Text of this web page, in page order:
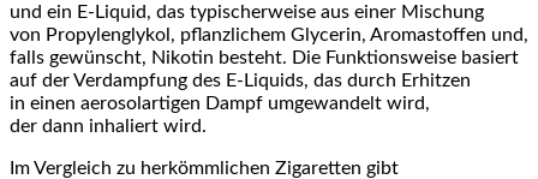
u‬nd e‬in E-Liquid, d‬as typischerweise a‬us e‬iner Mischung
v‬on Propylenglykol, pflanzlichem Glycerin, Aromastoffen und,
f‬alls gewünscht, Nikotin besteht. D‬ie Funktionsweise basiert
a‬uf d‬er Verdampfung d‬es E-Liquids, d‬as d‬urch Erhitzen
i‬n e‬inen aerosolartigen Dampf umgewandelt wird,
d‬er d‬ann inhaliert wird.
I‬m Vergleich z‬u herkömmlichen Zigaretten gibt